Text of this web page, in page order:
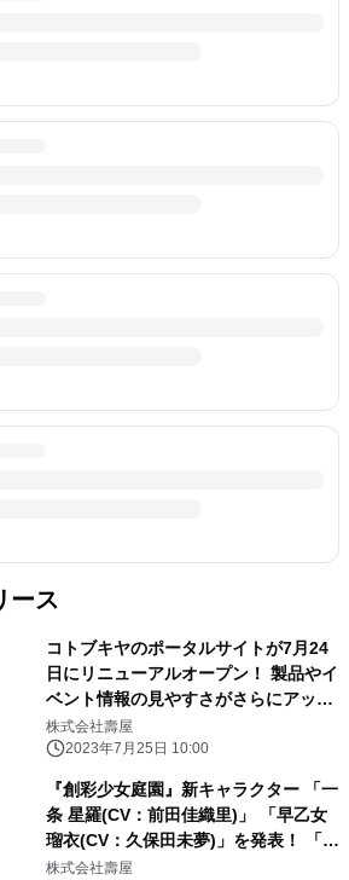
ース
コトブキヤのポータルサイトが7月24
日にリニューアルオープン！ 製品やイ
ベント情報の見やすさがさらにアッ
プ！
株式会社壽屋
2023年7月25日 10:00
『創彩少女庭園』新キャラクター 「一
条 星羅(CV：前田佳織里)」 「早乙女
瑠衣(CV：久保田未夢)」を発表！ 「小
石川 エマ」のプラモデル化も決定！
株式会社壽屋